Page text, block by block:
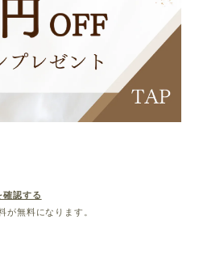
確認する
無料になります。